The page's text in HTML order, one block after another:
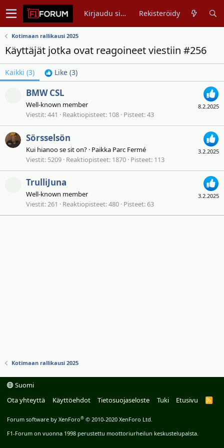
Kirjaudu sisään Rekisteröidy
Kotimaan rallikausi 2025
Käyttäjät jotka ovat reagoineet viestiin #256
Kaikki (3) Like (3)
8.2.2025
BMW CSL
Well-known member
Viestit 441 Reaktiopisteet 108 Pisteet 43
3.2.2025
Sörsselsön
Kui hianoo se sit on? · Paikka Parc Fermé
Viestit 5209 Reaktiopisteet 1870 Pisteet 113
3.2.2025
TrulliJuna
Well-known member
Viestit 261 Reaktiopisteet 480 Pisteet 63
Kotimaan rallikausi 2025
Suomi
Ota yhteyttä
Käyttöehdot Tietosuojaseloste Tuki Etusivu
R
Forum software by XenForo® © 2010-2020 XenForo Ltd.
F1-Forum on vuonna 1998 perustettu moottoriurheilun keskustelupalsta.